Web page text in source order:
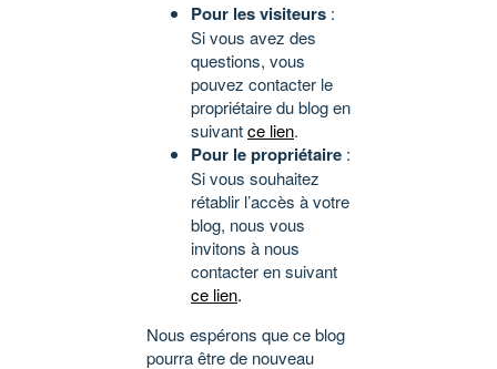
Pour les visiteurs :
Si vous avez des
questions, vous
pouvez contacter le
propriétaire du blog en
suivantce lien.
Pour le propriétaire :
Si vous souhaitez
rétablir l’accès à votre
blog, nous vous
invitons à nous
contacter en suivant
ce lien.
Nous espérons que ce blog
pourra être de nouveau